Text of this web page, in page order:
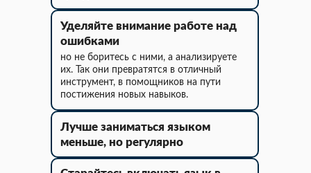
Уделяйте внимание работе над
ошибками
но не боритесь с ними, а анализируете
их. Так они превратятся в отличный
инструмент, в помощников на пути
постижения новых навыков.
Лучше заниматься языком
меньше, но регулярно